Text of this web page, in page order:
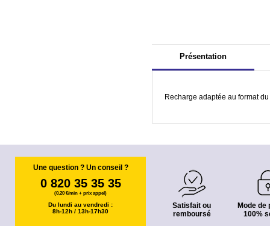
Présentation
Recharge adaptée au format
Une question ? Un conseil ?
0 820 35 35 35
(0,20 €/min + prix appel)
Du lundi au vendredi :
8h-12h / 13h-17h30
Satisfait ou
remboursé
Mode de
100%